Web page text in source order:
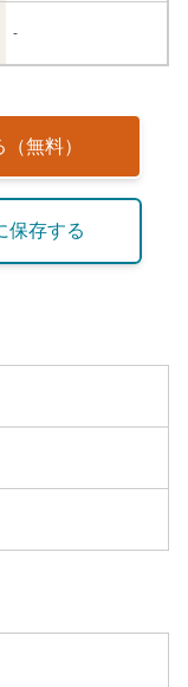
-
無料）
保存する